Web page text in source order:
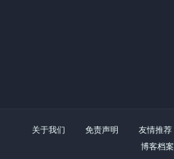
关于我们 免责声明 友情推荐
博客档案